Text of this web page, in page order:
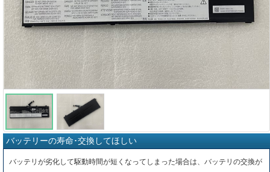
バッテリーの寿命･交換してほしい
バッテリが劣化して駆動時間が短くなってしまった場合は、バッテリの交換が